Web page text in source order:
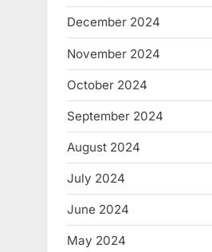
December 2024
November 2024
October 2024
September 2024
August 2024
July 2024
June 2024
May 2024